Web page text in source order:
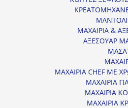
ΜΑΧΑΙΡΙΑ &
ΑΞΕΣΟΥΑΡ
ΜΑΧΑΙΡΙΑ CHEF ΜΕ
ΜΑΧΑΙΡΙΑ
ΜΑΧΑΙΡΙΑ
ΜΑΧΑΙΡΙΑ